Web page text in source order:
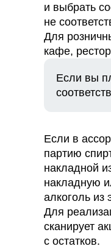
и выбрать
не
Для
кафе,
Если вы
Если в
партию
накладной
накладную
алкоголь из
Для
сканирует
с остатков.